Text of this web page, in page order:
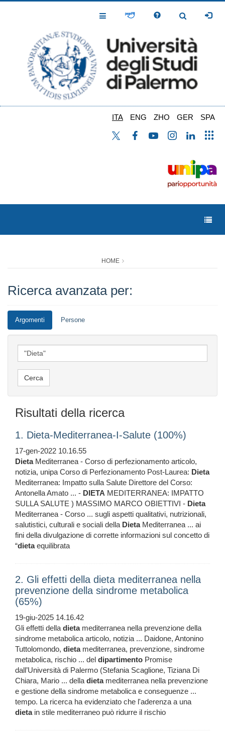
Toggle
Toggle
ITA ENG ZHO GER SPA
HOME
Ricerca avanzata per:
Argomenti Persone
Risultati della ricerca
1. Dieta-Mediterranea-I-Salute (100%)
17-gen-2022 10.16.55
DietaMediterranea - Corso di perfezionamento articolo,
notizia, unipa Corso di Perfezionamento Post-Laurea: Dieta
Mediterranea: Impatto sulla Salute Direttore del Corso:
Antonella Amato ... - DIETA MEDITERRANEA: IMPATTO
SULLA SALUTE ) MASSIMO MARCO OBIETTIVI - Dieta
Mediterranea - Corso ... sugli aspetti qualitativi, nutrizionali,
salutistici, culturali e sociali della DietaMediterranea ... ai
fini della divulgazione di corrette informazioni sul concetto di
“dietaequilibrata
2. Gli effetti della dieta mediterranea nella
prevenzione della sindrome metabolica
(65%)
19-giu-2025 14.16.42
Gli effetti delladietamediterranea nella prevenzione della
sindrome metabolica articolo, notizia ... Daidone, Antonino
Tuttolomondo, dietamediterranea, prevenzione, sindrome
metabolica, rischio ... del dipartimento Promise
dall’Università di Palermo (Stefania Scaglione, Tiziana Di
Chiara, Mario ... delladietamediterranea nella prevenzione
e gestione della sindrome metabolica e conseguenze ...
tempo. La ricerca ha evidenziato che l'aderenza a una
dietain stile mediterraneo può ridurre il rischio